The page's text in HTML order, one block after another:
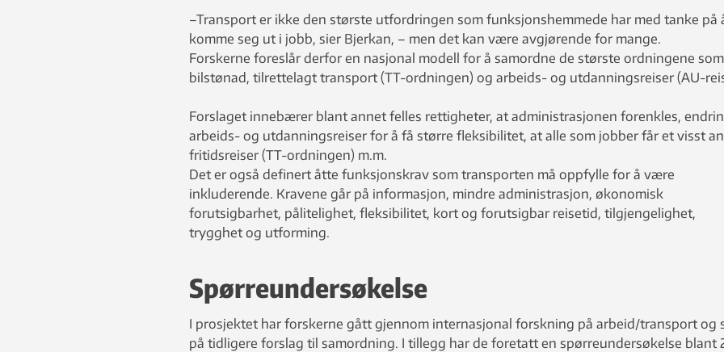
–Transport er ikke den største utfordringen som funksjonshemmede har med tanke på
komme seg ut i jobb, sier Bjerkan, – men det kan være avgjørende for mange.
Forskerne foreslår derfor en nasjonal modell for å samordne de største ordningene som
bilstønad, tilrettelagt transport (TT-ordningen) og arbeids- og utdanningsreiser (AU-
Forslaget innebærer blant annet felles rettigheter, at administrasjonen forenkles,
arbeids- og utdanningsreiser for å få større fleksibilitet, at alle som jobber får et visst
fritidsreiser (TT-ordningen) m.m.
Det er også definert åtte funksjonskrav som transporten må oppfylle for å være
inkluderende. Kravene går på informasjon, mindre administrasjon, økonomisk
forutsigbarhet, pålitelighet, fleksibilitet, kort og forutsigbar reisetid, tilgjengelighet,
trygghet og utforming.
Spørreundersøkelse
I prosjektet har forskerne gått gjennom internasjonal forskning på arbeid/transport og
på tidligere forslag til samordning. I tillegg har de foretatt en spørreundersøkelse blant